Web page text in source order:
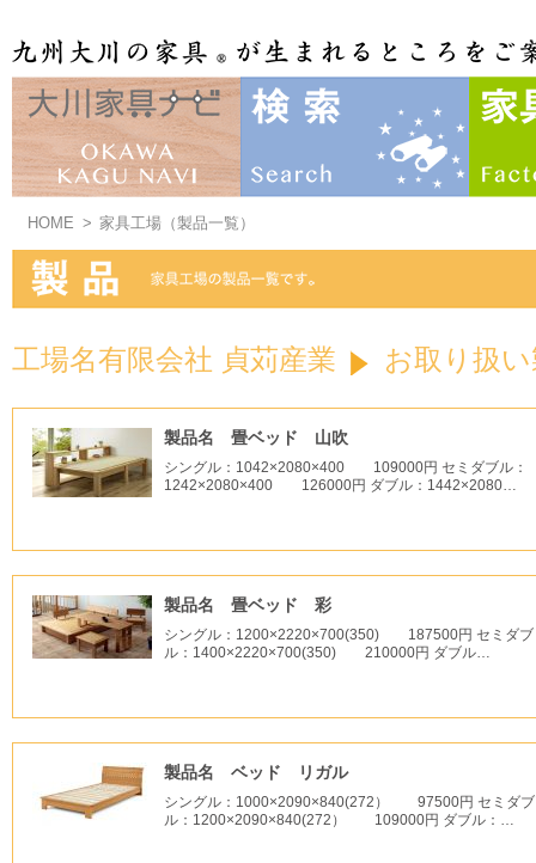
HOME > 家具工場（製品一覧）
工場名有限会社 貞苅産業 お取り扱
製品名 畳ベッド 山吹
シングル：1042×2080×400 109000円 セミダブル：
1242×2080×400 126000円 ダブル：1442×2080…
製品名 畳ベッド 彩
シングル：1200×2220×700(350) 187500円 セミダブ
ル：1400×2220×700(350) 210000円 ダブル…
製品名 ベッド リガル
シングル：1000×2090×840(272） 97500円 セミダブ
ル：1200×2090×840(272） 109000円 ダブル：…